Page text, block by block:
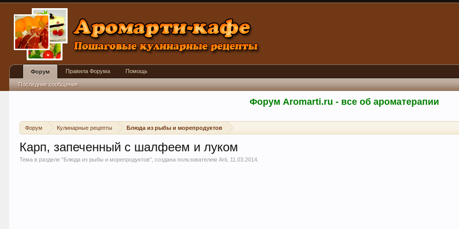
Форум Aromarti.ru - все об ароматерапии
Форум Кулинарные рецепты Блюда из рыбы и морепродуктов
Карп, запеченный с шалфеем и луком
Тема в разделе "Блюда из рыбы и морепродуктов", создана пользователемArti 11.03.2014
Форум
Последние сообщения
Правила Форума Помощь